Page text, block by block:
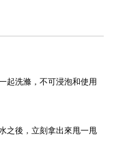
起洗滌，不可浸泡和使用
之後，立刻拿出來甩一甩